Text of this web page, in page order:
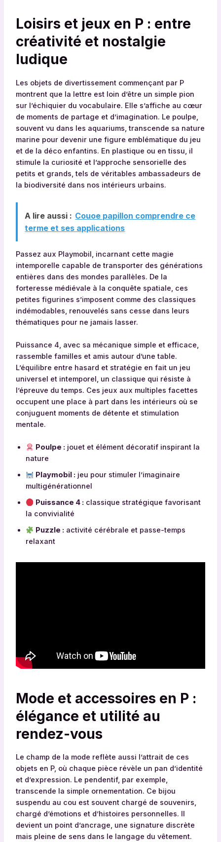
Loisirs et jeux en P : entre
créativité et nostalgie
ludique
Les objets de divertissement commençant par P
montrent que la lettre est loin d’être un simple pion
sur l’échiquier du vocabulaire. Elle s’affiche au cœur
de moments de partage et d’imagination. Le poulpe,
souvent vu dans les aquariums, transcende sa nature
marine pour devenir une figure emblématique du jeu
et de la déco enfantins. En plastique ou en tissu, il
stimule la curiosité et l’approche sensorielle des
petits et grands, tels de véritables ambassadeurs de
la biodiversité dans nos intérieurs urbains.
A lire aussi : Couoe papillon comprendre ce
terme et ses applications
Passez aux Playmobil, incarnant cette magie
intemporelle capable de transporter des générations
entières dans des mondes parallèles. De la
forteresse médiévale à la conquête spatiale, ces
petites figurines s’imposent comme des classiques
indémodables, renouvelés sans cesse dans leurs
thématiques pour ne jamais lasser.
Puissance 4, avec sa mécanique simple et efficace,
rassemble familles et amis autour d’une table.
L’équilibre entre hasard et stratégie en fait un jeu
universel et intemporel, un classique qui résiste à
l’épreuve du temps. Ces jeux aux multiples facettes
occupent une place à part dans les intérieurs où se
conjuguent moments de détente et stimulation
mentale.
Poulpe : jouet et élément décoratif inspirant la
nature
Playmobil : jeu pour stimuler l’imaginaire
multigénérationnel
Puissance 4 : classique stratégique favorisant
la convivialité
Puzzle : activité cérébrale et passe-temps
relaxant
Mode et accessoires en P :
élégance et utilité au
rendez-vous
Le champ de la mode reflète aussi l’attrait de ces
objets en P, où chaque pièce révèle un pan d’identité
et d’expression. Le pendentif, par exemple,
transcende la simple ornementation. Ce bijou
suspendu au cou est souvent chargé de souvenirs,
chargé d’émotions et d’histoires personnelles. Il
devient un point d’ancrage, une signature discrète
mais pleine de sens dans le langage du vêtement.